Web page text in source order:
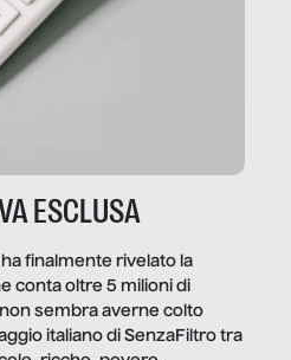
ESCLUSA
ha finalmente rivelato la
conta oltre 5 milioni di
sembra averne colto
italiano di SenzaFiltro tra